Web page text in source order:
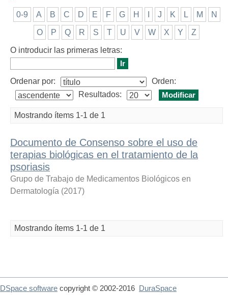
0-9 A B C D E F G H J K L M N
O P Q R S T U V W X Y Z
O introducir las primeras letras:
Ordenar por:
Orden:
Resultados:
Mostrando ítems 1-1 de 1
Documento de Consenso sobre el uso de
terapias biológicas en el tratamiento de la
psoriasis
Grupo de Trabajo de Medicamentos Biológicos en
Dermatología (2017)
Mostrando ítems 1-1 de 1
DSpace software copyright © 2002-2016
DuraSpace